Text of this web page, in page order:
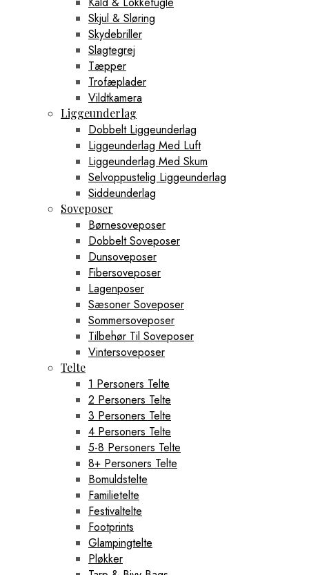
Skjul & Sløring
Skydebriller
Slagtegrej
Tæpper
Trofæplader
Vildtkamera
Liggeunderlag
Dobbelt Liggeunderlag
Liggeunderlag Med Luft
Liggeunderlag Med Skum
Selvoppustelig Liggeunderlag
Siddeunderlag
Soveposer
Børnesoveposer
Dobbelt Soveposer
Dunsoveposer
Fibersoveposer
Lagenposer
Sæsoner Soveposer
Sommersoveposer
Tilbehør Til Soveposer
Vintersoveposer
Telte
1 Personers Telte
2 Personers Telte
3 Personers Telte
4 Personers Telte
5-8 Personers Telte
8+ Personers Telte
Bomuldstelte
Familietelte
Festivaltelte
Footprints
Glampingtelte
Pløkker